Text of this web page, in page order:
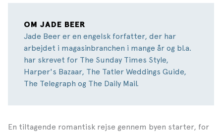
OM JADE BEER
Jade Beer er en engelsk forfatter, der har
arbejdet i magasinbranchen i mange år og bl.a.
har skrevet for The Sunday Times Style,
Harper's Bazaar, The Tatler Weddings Guide,
The Telegraph og The Daily Mail.
En tiltagende romantisk rejse gennem byen starter, for